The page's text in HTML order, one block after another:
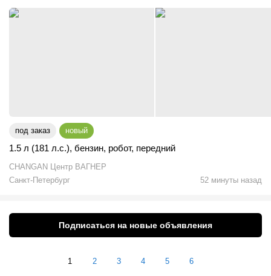
под заказ новый
1.5 л (181 л.с.), бензин, робот, передний
CHANGAN Центр ВАГНЕР
Санкт-Петербург
52 минуты назад
Подписаться на новые объявления
1 2 3 4 5 6